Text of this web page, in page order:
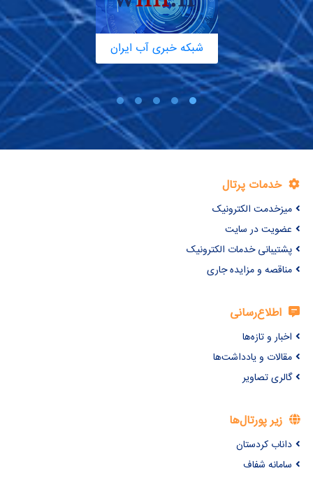
شبکه خبری آب ایران
خدمات پرتال
میزخدمت الکترونیک
عضویت در سایت
پشتیبانی خدمات الکترونیک
مناقصه و مزایده جاری
اطلاع‌رسانی
اخبار و تازه‌ها
مقالات و یادداشت‌ها
گالری تصاویر
زیر پورتال‌ها
داناب کردستان
سامانه شفاف